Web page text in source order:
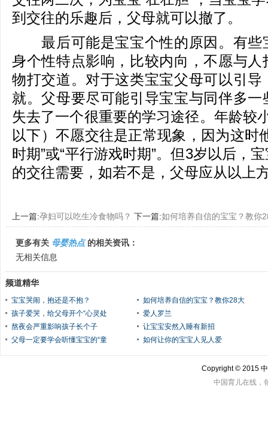
到交往的乐趣后，父母就可以撤了。
最后可能是宝宝个性的原因。有些
身个性特点影响，比较内向，不愿与
物打交道。对于这类宝宝父母可以引
就。父母要尽可能引导宝宝与同伴多
失去了一个很重要的学习途径。年龄较
以下）不愿交往是正常现象，因为这时
时期”或“平行游戏时期”。但3岁以后，
的交往需要，如若不是，父母应从以上
上一篇:孕妇可以吃生冷食物吗？ 下一篇:如何培养自信的宝宝？教你
更多有关 母婴热点 的相关资讯：
无相关信息
频道精华
宝宝哭闹，抱还是不抱？
如何培养自信的宝宝？教你28大
孩子爱哭，给父母开个“心灵处
爱人罗兰
熬夜会严重影响孩子长个子
让宝宝安然入睡有新招
父母一定要学会听懂宝宝的“童
如何让你的宝宝人见人爱
Copyright © 2015
中国育儿在线，